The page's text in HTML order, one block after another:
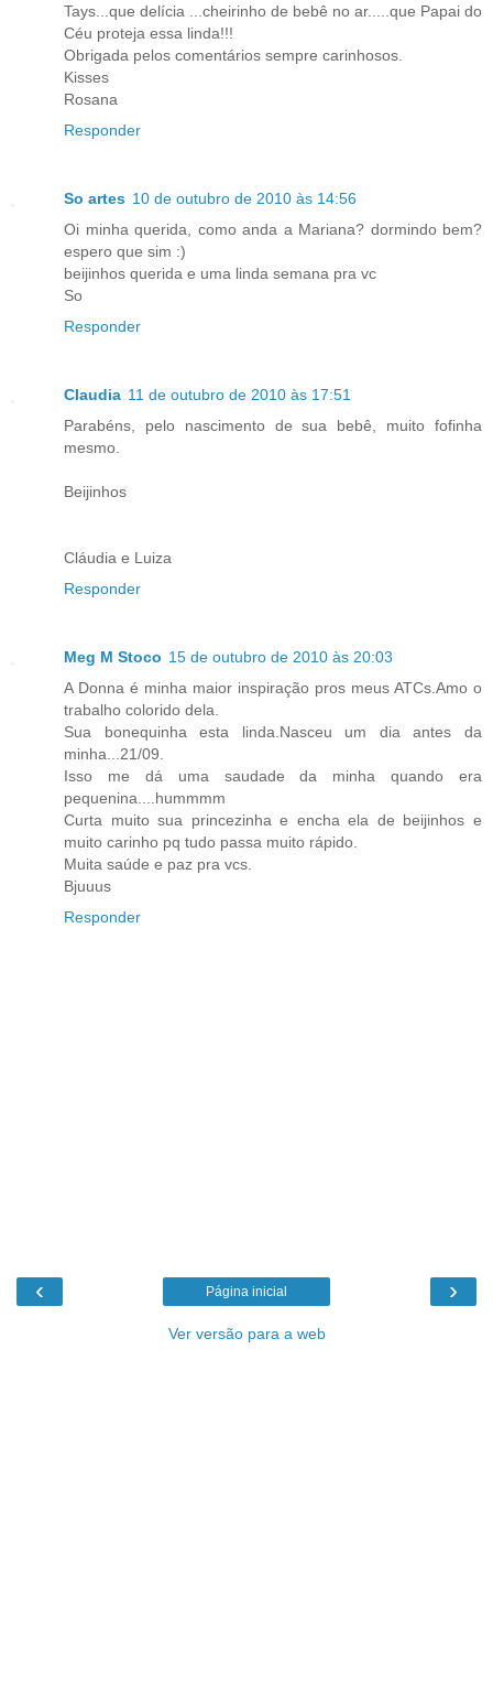
Tays...que delícia ...cheirinho de bebê no ar.....que Papai do
Céu proteja essa linda!!!
Obrigada pelos comentários sempre carinhosos.
Kisses
Rosana
Responder
So artes 10 de outubro de 2010 às 14:56
Oi minha querida, como anda a Mariana? dormindo bem?
espero que sim :)
beijinhos querida e uma linda semana pra vc
So
Responder
Claudia 11 de outubro de 2010 às 17:51
Parabéns, pelo nascimento de sua bebê, muito fofinha
mesmo.
Beijinhos
Cláudia e Luiza
Responder
Meg M Stoco 15 de outubro de 2010 às 20:03
A Donna é minha maior inspiração pros meus ATCs.Amo o
trabalho colorido dela.
Sua bonequinha esta linda.Nasceu um dia antes da
minha...21/09.
Isso me dá uma saudade da minha quando era
pequenina....hummmm
Curta muito sua princezinha e encha ela de beijinhos e
muito carinho pq tudo passa muito rápido.
Muita saúde e paz pra vcs.
Bjuuus
Responder
‹ ›
Página inicial
Ver versão para a web